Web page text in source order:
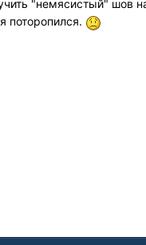
"немясистый" шов
поторопился.